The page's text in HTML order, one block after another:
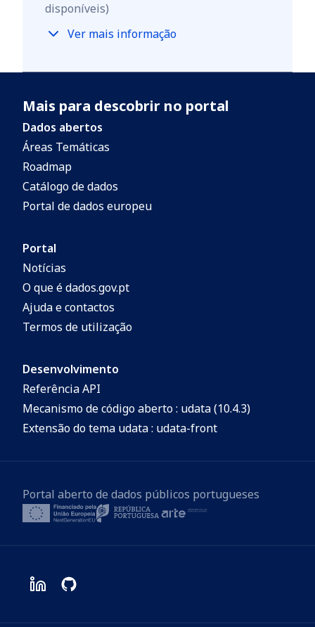
disponíveis)
Ver mais informação
Mais para descobrir no portal
Dados abertos
Áreas Temáticas
Roadmap
Catálogo de dados
Portal de dados europeu
Portal
Notícias
O que é dados.gov.pt
Ajuda e contactos
Termos de utilização
Desenvolvimento
Referência API
Mecanismo de código aberto : udata (10.4.3)
Extensão do tema udata : udata-front
Portal aberto de dados públicos portugueses